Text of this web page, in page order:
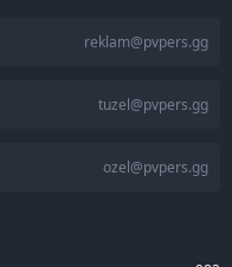
reklam@pvpers.gg
tuzel@pvpers.gg
ozel@pvpers.gg